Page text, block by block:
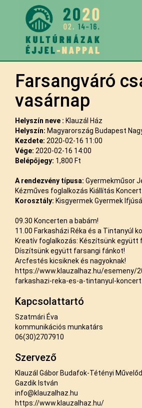
Farsangváró
vasárnap
Helyszín neve : Klauzál Ház
Helyszín: Magyarország Budapest
Kezdete: 2020-02-16 11:00
Vége: 2020-02-16 14:00
Belépőjegy: 1,800 Ft
A rendezvény típusa: Gyermekműsor
Kézműves foglalkozás Kiállítás
Korosztály: Kisgyermek Gyermek
09.30 Koncerten a babám!
11.00 Farkasházi Réka és a Tintanyúl
Kreatív foglalkozás: Készítsünk együtt
Díszítsünk együtt farsangi fánkot!
Arcfestés kicsiknek és nagyoknak!
https://www.klauzalhaz.hu/esemeny/
farkashazi-reka-es-a-tintanyul-koncert
Kapcsolattartó
Szatmári Éva
kommunikációs munkatárs
06(30)2707910
Szervező
Klauzál Gábor Budafok-Tétényi
Gazdik István
info@klauzalhaz.hu
https://www.klauzalhaz.hu/